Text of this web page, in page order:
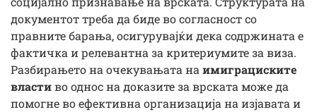
документот треба да биде во согласност со
правните барања, осигурувајќи дека содржината е
фактичка и релевантна за критериумите за виза.
Разбирањето на очекувањата наимиграциските
властиво однос на доказите за врската може да
помогне во ефективна организација на изјавата и